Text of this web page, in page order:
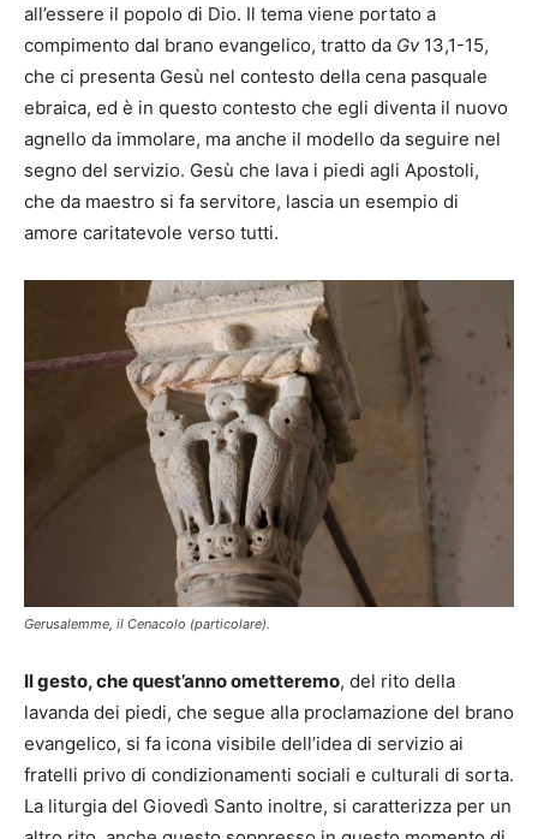
all’essere il popolo di Dio. Il tema viene portato a
compimento dal brano evangelico, tratto da Gv13,1-15,
che ci presenta Gesù nel contesto della cena pasquale
ebraica, ed è in questo contesto che egli diventa il nuovo
agnello da immolare, ma anche il modello da seguire nel
segno del servizio. Gesù che lava i piedi agli Apostoli,
che da maestro si fa servitore, lascia un esempio di
amore caritatevole verso tutti.
Gerusalemme, il Cenacolo (particolare).
Il gesto, che quest’anno ometteremo, del rito della
lavanda dei piedi, che segue alla proclamazione del brano
evangelico, si fa icona visibile dell’idea di servizio ai
fratelli privo di condizionamenti sociali e culturali di sorta.
La liturgia del Giovedì Santo inoltre, si caratterizza per un